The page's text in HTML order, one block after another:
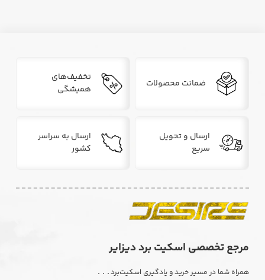
ضمانت محصولات
تخفیف‌های
همیشگی
ارسال و تحویل
سریع
ارسال به سراسر
کشور
مرجع تخصصی اسکیت برد دیزایر
همراه شما در مسیر خرید و یادگیری اسکیت‌برد. . .